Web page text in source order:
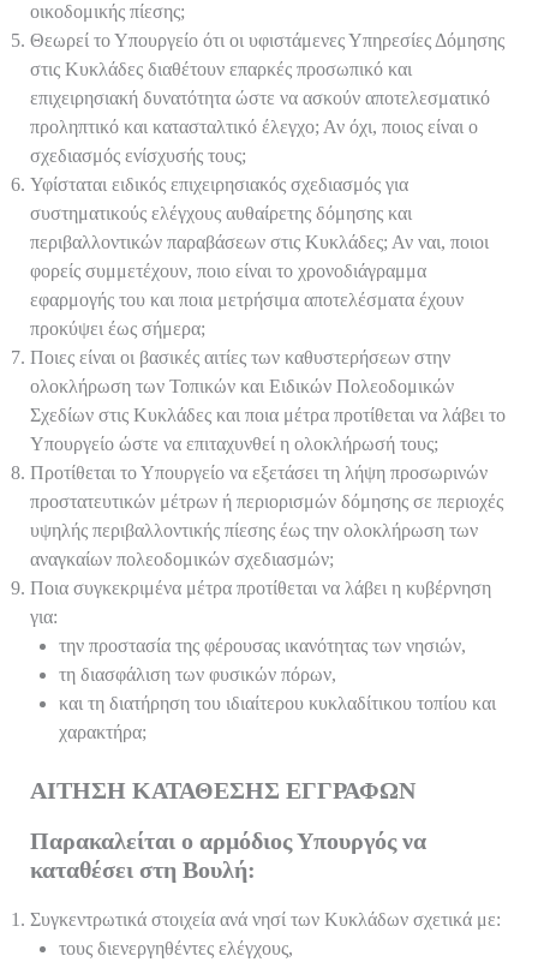
οικοδομικής πίεσης;
Θεωρεί το Υπουργείο ότι οι υφιστάμενες Υπηρεσίες Δόμησης
στις Κυκλάδες διαθέτουν επαρκές προσωπικό και
επιχειρησιακή δυνατότητα ώστε να ασκούν αποτελεσματικό
προληπτικό και κατασταλτικό έλεγχο; Αν όχι, ποιος είναι ο
σχεδιασμός ενίσχυσής τους;
Υφίσταται ειδικός επιχειρησιακός σχεδιασμός για
συστηματικούς ελέγχους αυθαίρετης δόμησης και
περιβαλλοντικών παραβάσεων στις Κυκλάδες; Αν ναι, ποιοι
φορείς συμμετέχουν, ποιο είναι το χρονοδιάγραμμα
εφαρμογής του και ποια μετρήσιμα αποτελέσματα έχουν
προκύψει έως σήμερα;
Ποιες είναι οι βασικές αιτίες των καθυστερήσεων στην
ολοκλήρωση των Τοπικών και Ειδικών Πολεοδομικών
Σχεδίων στις Κυκλάδες και ποια μέτρα προτίθεται να λάβει το
Υπουργείο ώστε να επιταχυνθεί η ολοκλήρωσή τους;
Προτίθεται το Υπουργείο να εξετάσει τη λήψη προσωρινών
προστατευτικών μέτρων ή περιορισμών δόμησης σε περιοχές
υψηλής περιβαλλοντικής πίεσης έως την ολοκλήρωση των
αναγκαίων πολεοδομικών σχεδιασμών;
Ποια συγκεκριμένα μέτρα προτίθεται να λάβει η κυβέρνηση
για:
την προστασία της φέρουσας ικανότητας των νησιών,
τη διασφάλιση των φυσικών πόρων,
και τη διατήρηση του ιδιαίτερου κυκλαδίτικου τοπίου και
χαρακτήρα;
ΑΙΤΗΣΗ ΚΑΤΑΘΕΣΗΣ ΕΓΓΡΑΦΩΝ
Παρακαλείται ο αρμόδιος Υπουργός να
καταθέσει στη Βουλή:
Συγκεντρωτικά στοιχεία ανά νησί των Κυκλάδων σχετικά με:
τους διενεργηθέντες ελέγχους,